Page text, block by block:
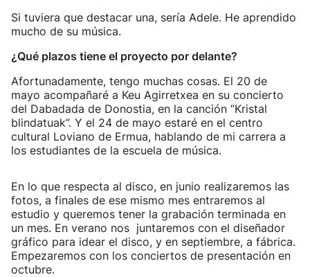
Si tuviera que destacar una, sería Adele. He aprendido
mucho de su música.
¿Qué plazos tiene el proyecto por delante?
Afortunadamente, tengo muchas cosas. El 20 de
mayo acompañaré a Keu Agirretxea en su concierto
del Dabadada de Donostia, en la canción “Kristal
blindatuak”. Y el 24 de mayo estaré en el centro
cultural Loviano de Ermua, hablando de mi carrera a
los estudiantes de la escuela de música.
En lo que respecta al disco, en junio realizaremos las
fotos, a finales de ese mismo mes entraremos al
estudio y queremos tener la grabación terminada en
un mes. En verano nos juntaremos con el diseñador
gráfico para idear el disco, y en septiembre, a fábrica.
Empezaremos con los conciertos de presentación en
octubre.